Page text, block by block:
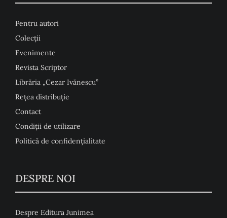
Pentru autori
Colecţii
Evenimente
Revista Scriptor
Librăria „Cezar Ivănescu”
Rețea distribuție
Contact
Condiţii de utilizare
Politică de confidențialitate
DESPRE NOI
Despre Editura Junimea